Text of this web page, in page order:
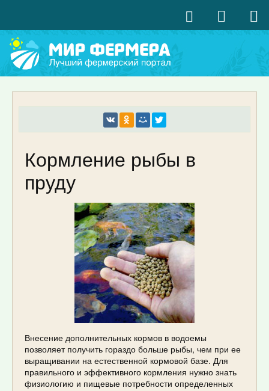
Кормление рыбы в
пруду
Внесение дополнительных кормов в водоемы
позволяет получить гораздо больше рыбы, чем при ее
выращивании на естественной кормовой базе. Для
правильного и эффективного кормления нужно знать
физиологию и пищевые потребности определенных